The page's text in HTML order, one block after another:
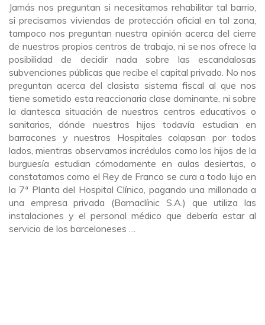
Jamás nos preguntan si necesitamos rehabilitar tal barrio,
si precisamos viviendas de protección oficial en tal zona,
tampoco nos preguntan nuestra opinión acerca del cierre
de nuestros propios centros de trabajo, ni se nos ofrece la
posibilidad de decidir nada sobre las escandalosas
subvenciones públicas que recibe el capital privado. No nos
preguntan acerca del clasista sistema fiscal al que nos
tiene sometido esta reaccionaria clase dominante, ni sobre
la dantesca situación de nuestros centros educativos o
sanitarios, dónde nuestros hijos todavía estudian en
barracones y nuestros Hospitales colapsan por todos
lados, mientras observamos incrédulos como los hijos de la
burguesía estudian cómodamente en aulas desiertas, o
constatamos como el Rey de Franco se cura a todo lujo en
la 7ª Planta del Hospital Clínico, pagando una millonada a
una empresa privada (Barnaclínic S.A.) que utiliza las
instalaciones y el personal médico que debería estar al
servicio de los barceloneses …